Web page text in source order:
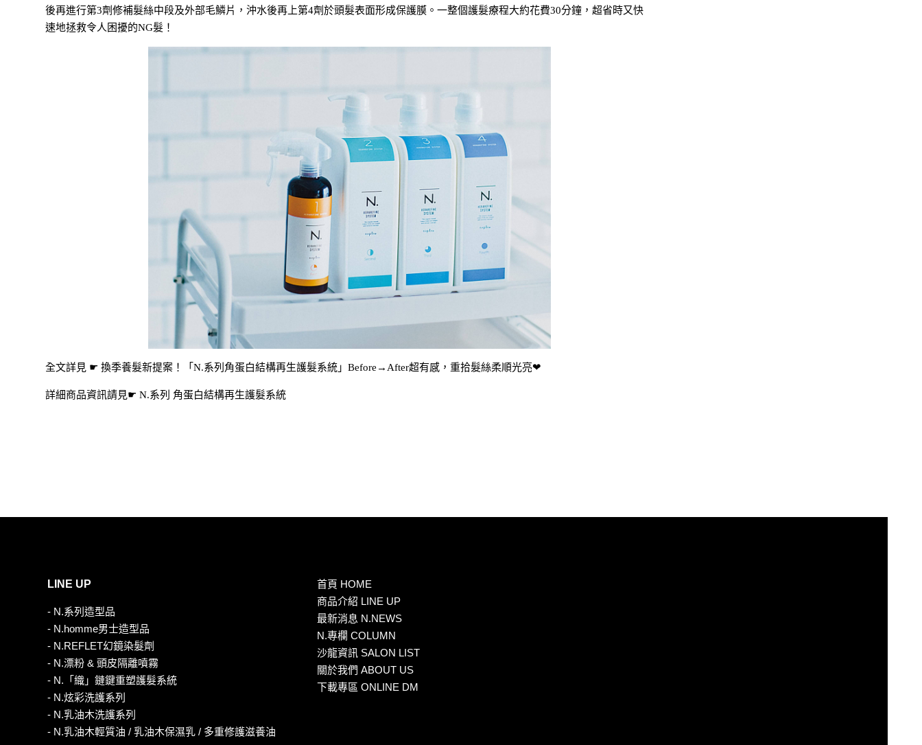
後再進行第3劑修補髮絲中段及外部毛鱗片，沖水後再上第4劑於頭髮表面形成保護膜。一整個護髮療程大約花費30分鐘，超省時又快
速地拯救令人困擾的NG髮！
全文詳見 ☛換季養髮新提案！「N.系列角蛋白結構再生護髮系統」Before→After超有感，重拾髮絲柔順光亮❤
詳細商品資訊請見☛N.系列 角蛋白結構再生護髮系統
LINE UP
- N.系列造型品
- N.homme男士造型品
- N.REFLET幻鏡染髮劑
- N.漂粉 & 頭皮隔離噴霧
- N.「織」鏈鍵重塑護髮系統
- N.炫彩洗護系列
- N.乳油木洗護系列
- N.乳油木輕質油 / 乳油木保濕乳 / 多重修護滋養油
首頁 HOME
商品介紹 LINE UP
最新消息 N.NEWS
N.專欄 COLUMN
沙龍資訊 SALON LIST
關於我們 ABOUT US
下載專區 ONLINE DM